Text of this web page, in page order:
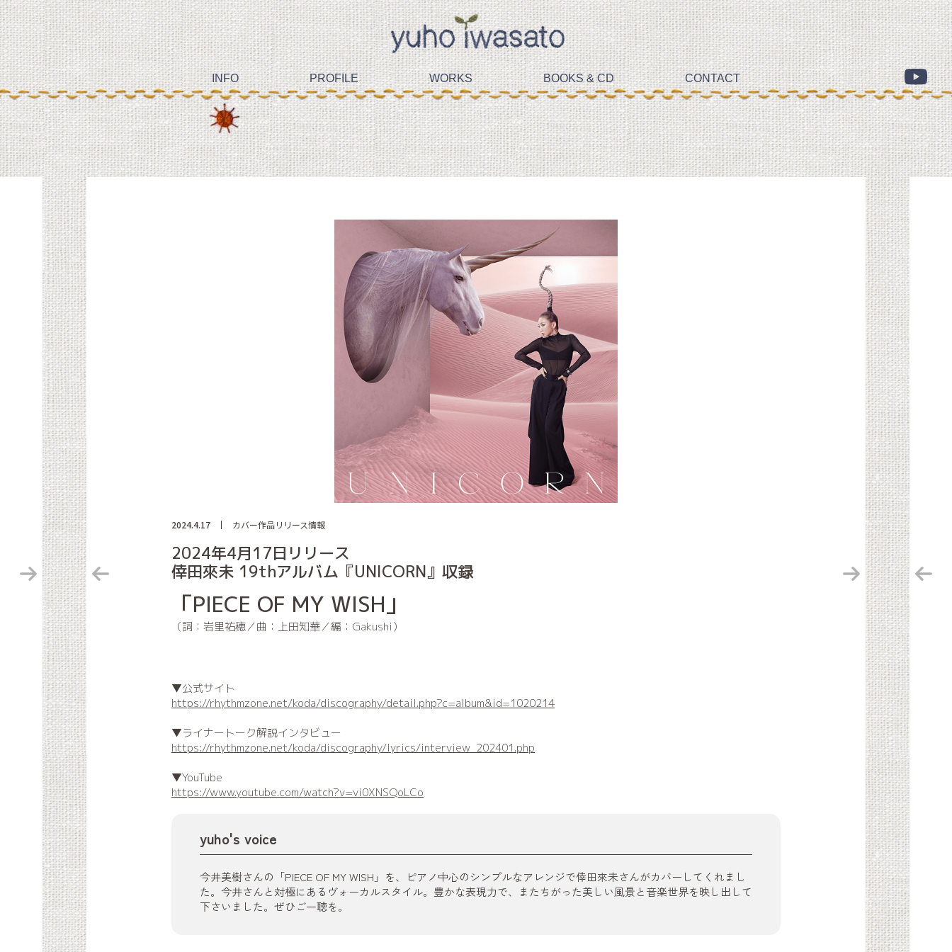
INFO PROFILE WORKS BOOKS & CD CONTACT
2024.4.17 カバー作品リリース情報
2024年4月17日リリース
倖田來未 19thアルバム『UNICORN』収録
「PIECE OF MY WISH」
（詞：岩里祐穂／曲：上田知華／編：Gakushi）
▼公式サイト
https://rhythmzone.net/koda/discography/detail.php?c=album&id=1020214
▼ライナートーク解説インタビュー
https://rhythmzone.net/koda/discography/lyrics/interview_202401.php
▼YouTube
https://www.youtube.com/watch?v=vi0XNSQoLCo
yuho's voice
今井美樹さんの「PIECE OF MY WISH」を、ピアノ中心のシンプルなアレンジで倖田來未さんがカバーしてくれまし
た。今井さんと対極にあるヴォーカルスタイル。豊かな表現力で、またちがった美しい風景と音楽世界を映し出して
下さいました。ぜひご一聴を。